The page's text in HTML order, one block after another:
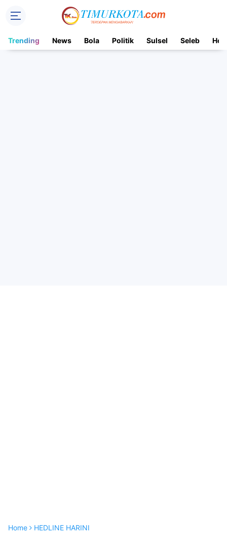
Trending News Bola Politik Sulsel Seleb Hot
Home HEDLINE HARINI